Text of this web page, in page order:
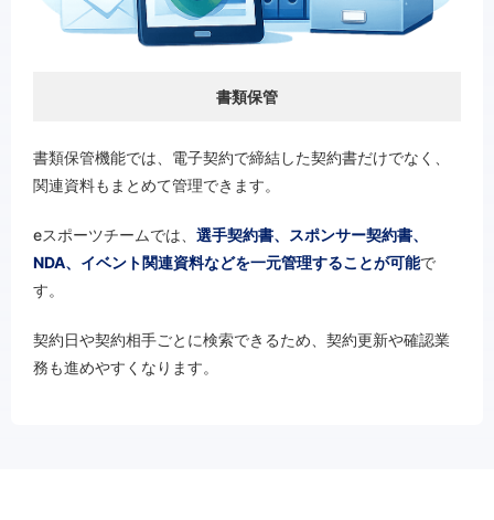
書類保管
書類保管機能では、電子契約で締結した契約書だけでなく、
関連資料もまとめて管理できます。
eスポーツチームでは、 選手契約書、スポンサー契約書、
NDA、イベント関連資料などを一元管理することが可能で
す。
契約日や契約相手ごとに検索できるため、契約更新や確認業
務も進めやすくなります。